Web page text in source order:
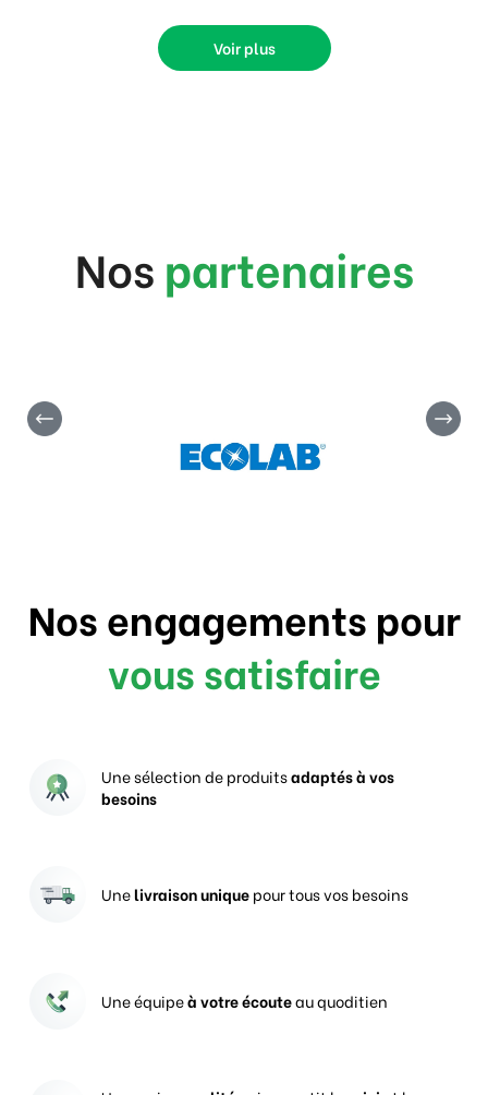
Voir plus
Nos partenaires
Nos engagements pour
vous satisfaire
Une sélection de produitsadaptés à vos
besoins
Unelivraison uniquepour tous vos besoins
Une équipeà votre écouteau quoditien